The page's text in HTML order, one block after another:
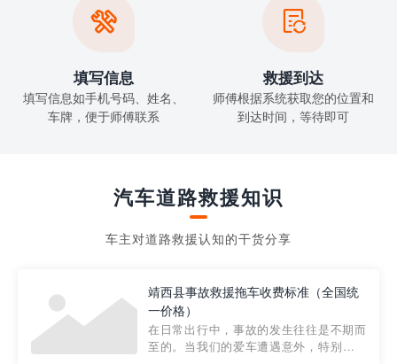

填写信息
填写信息如手机号码、姓名、
车牌，便于师傅联系

救援到达
师傅根据系统获取您的位置和
到达时间，等待即可
汽车道路救援知识
车主对道路救援认知的干货分享
靖西县事故救援拖车收费标准（全国统
一价格）
在日常出行中，事故的发生往往是不期而
至的。当我们的爱车遭遇意外，特别是在